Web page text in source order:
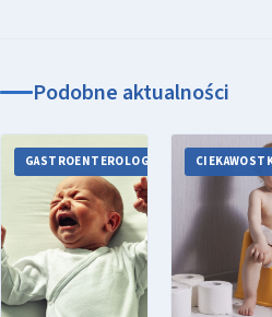
Podobne aktualności
GASTROENTEROLOGIA